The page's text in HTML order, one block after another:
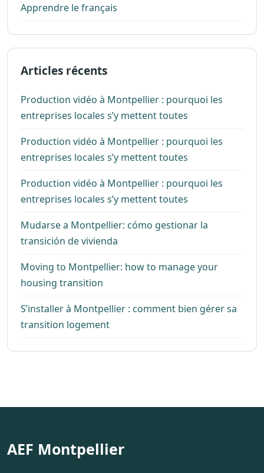
Apprendre le français
Articles récents
Production vidéo à Montpellier : pourquoi les
entreprises locales s’y mettent toutes
Production vidéo à Montpellier : pourquoi les
entreprises locales s’y mettent toutes
Production vidéo à Montpellier : pourquoi les
entreprises locales s’y mettent toutes
Mudarse a Montpellier: cómo gestionar la
transición de vivienda
Moving to Montpellier: how to manage your
housing transition
S’installer à Montpellier : comment bien gérer sa
transition logement
AEF Montpellier